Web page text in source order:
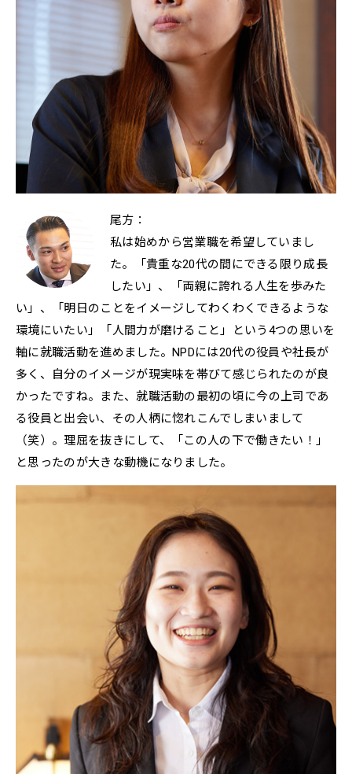
尾方：
私は始めから営業職を希望していまし
た。「貴重な20代の間にできる限り成長
したい」、「両親に誇れる人生を歩みた
い」、「明日のことをイメージしてわくわくできるような
環境にいたい」「人間力が磨けること」という4つの思いを
軸に就職活動を進めました。NPDには20代の役員や社長が
多く、自分のイメージが現実味を帯びて感じられたのが良
かったですね。また、就職活動の最初の頃に今の上司であ
る役員と出会い、その人柄に惚れこんでしまいまして
（笑）。理屈を抜きにして、「この人の下で働きたい！」
と思ったのが大きな動機になりました。